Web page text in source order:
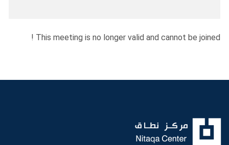
This meeting is no longer valid and cannot be joined !